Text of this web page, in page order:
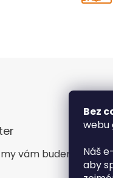
Bez
webu
Náš
aby
vám budeme